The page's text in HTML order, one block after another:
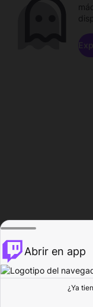
Abrir en app
¿Ya